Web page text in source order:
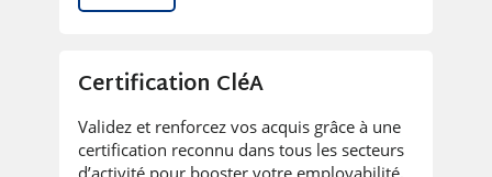
Certification CléA
Validez et renforcez vos acquis grâce à une
certification reconnu dans tous les secteurs
d’activité pour booster votre employabilité.